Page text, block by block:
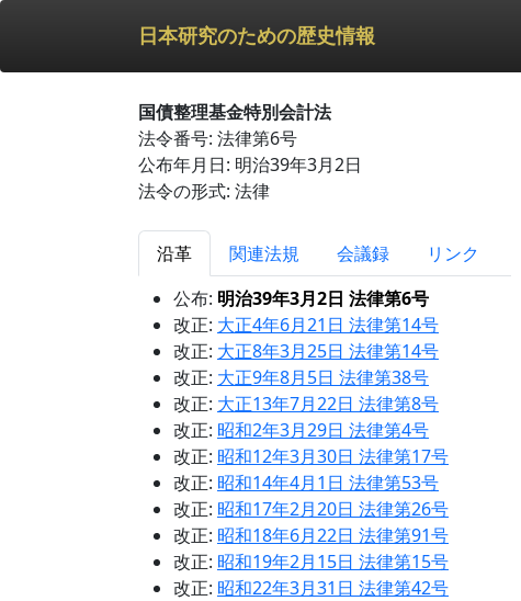
日本研究のための歴史情報
国債整理基金特別会計法
法令番号: 法律第6号
公布年月日: 明治39年3月2日
法令の形式: 法律
沿革 関連法規 会議録
リンク
公布: 明治39年3月2日 法律第6号
改正: 大正4年6月21日 法律第14号
改正: 大正8年3月25日 法律第14号
改正: 大正9年8月5日 法律第38号
改正: 大正13年7月22日 法律第8号
改正: 昭和2年3月29日 法律第4号
改正: 昭和12年3月30日 法律第17号
改正: 昭和14年4月1日 法律第53号
改正: 昭和17年2月20日 法律第26号
改正: 昭和18年6月22日 法律第91号
改正: 昭和19年2月15日 法律第15号
改正: 昭和22年3月31日 法律第42号